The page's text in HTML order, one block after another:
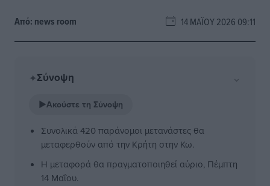
Από: news room 14 ΜΑΪ́ΟΥ 2026 09:11
✦Σύνοψη ⌄
▶Ακούστε τη Σύνοψη
Συνολικά 420 παράνομοι μετανάστες θα
μεταφερθούν από την Κρήτη στην Κω.
Η μεταφορά θα πραγματοποιηθεί αύριο, Πέμπτη
14 Μαΐου.